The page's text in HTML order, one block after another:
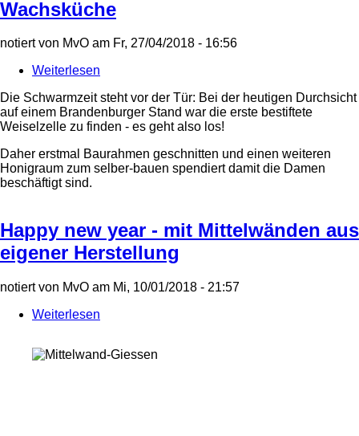
Wachsküche
notiert von MvO am Fr, 27/04/2018 - 16:56
Weiterlesen
erste
bestiftete
Weiselzelle
Wachsküche
Die Schwarmzeit steht vor der Tür: Bei der heutigen Durchsicht
auf einem Brandenburger Stand war die erste bestiftete
Weiselzelle zu finden - es geht also los!
Daher erstmal Baurahmen geschnitten und einen weiteren
Honigraum zum selber-bauen spendiert damit die Damen
beschäftigt sind.
Happy new year - mit Mittelwänden aus
eigener Herstellung
notiert von MvO am Mi, 10/01/2018 - 21:57
Weiterlesen
year